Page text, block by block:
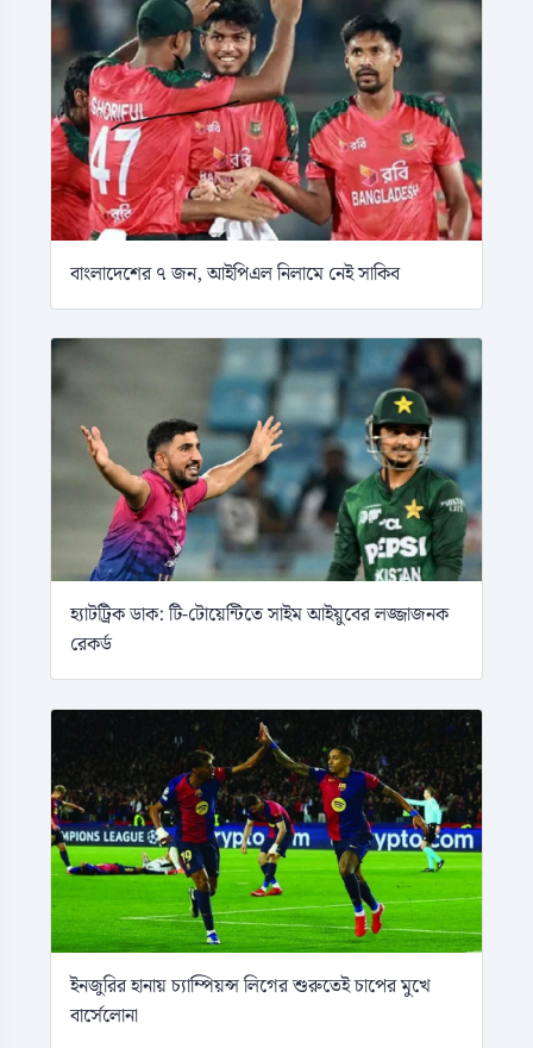
বাংলাদেশের ৭ জন, আইপিএল নিলামে নেই সাকিব
হ্যাটট্রিক ডাক: টি-টোয়েন্টিতে সাইম আইয়ুবের লজ্জাজনক
রেকর্ড
ইনজুরির হানায় চ্যাম্পিয়ন্স লিগের শুরুতেই চাপের মুখে
বার্সেলোনা